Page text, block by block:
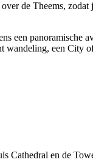
de Theems, zodat
een panoramische
wandeling, een City
Cathedral en de